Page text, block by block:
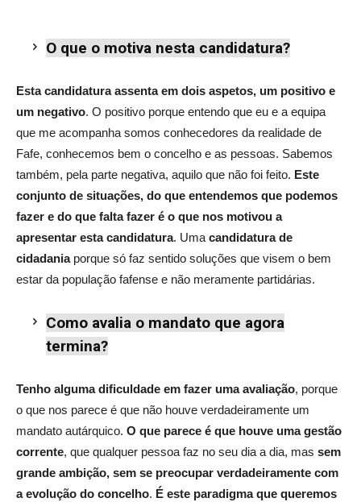
O que o motiva nesta candidatura?
Esta candidatura assenta em dois aspetos, um positivo e
um negativo. O positivo porque entendo que eu e a equipa
que me acompanha somos conhecedores da realidade de
Fafe, conhecemos bem o concelho e as pessoas. Sabemos
também, pela parte negativa, aquilo que não foi feito. Este
conjunto de situações, do que entendemos que podemos
fazer e do que falta fazer é o que nos motivou a
apresentar esta candidatura. Uma candidatura de
cidadaniaporque só faz sentido soluções que visem o bem
estar da população fafense e não meramente partidárias.
Como avalia o mandato que agora
termina?
Tenho alguma dificuldade em fazer uma avaliação, porque
o que nos parece é que não houve verdadeiramente um
mandato autárquico. O que parece é que houve uma gestão
corrente, que qualquer pessoa faz no seu dia a dia, mas sem
grande ambição, sem se preocupar verdadeiramente com
a evolução do concelho. É este paradigma que queremos